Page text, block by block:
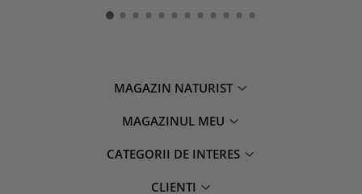
MAGAZIN NATURIST
MAGAZINUL MEU
CATEGORII DE INTERES
CLIENTI